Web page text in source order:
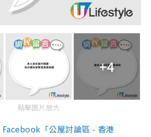
+4
點擊圖片放大
Facebook「公屋討論區 - 香港